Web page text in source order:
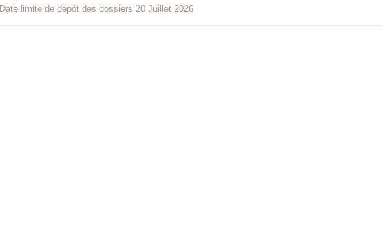
Date limite de dépôt des dossiers 20 Juillet 2026